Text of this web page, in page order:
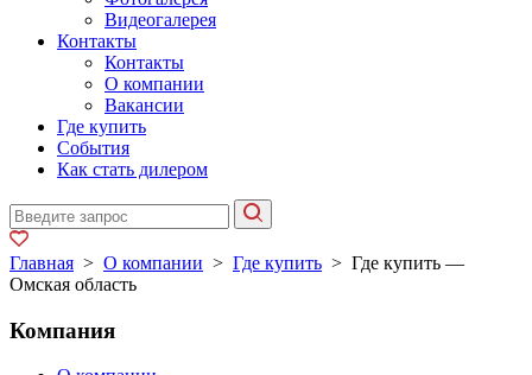
Видеогалерея
Контакты
Контакты
О компании
Вакансии
Где купить
События
Как стать дилером
Главная > О компании > Где купить > Где купить —
Омская область
Компания